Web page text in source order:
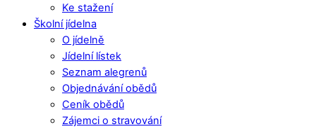
Ke stažení
Školní jídelna
O jídelně
Jídelní lístek
Seznam alegrenů
Objednávání obědů
Ceník obědů
Zájemci o stravování